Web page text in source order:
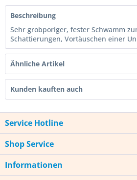
Beschreibung
Sehr grobporiger, fester Schwamm
Schattierungen, Vortäuschen einer
Ähnliche Artikel
Kunden kauften auch
Service Hotline
Shop Service
Informationen